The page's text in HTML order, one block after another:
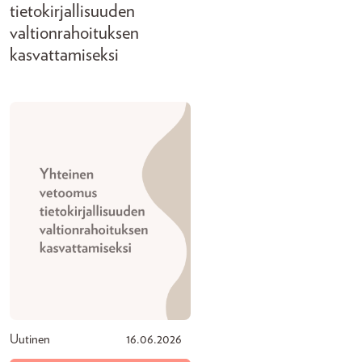
tietokirjallisuuden
valtionrahoituksen
kasvattamiseksi
Uutinen 16.06.2026